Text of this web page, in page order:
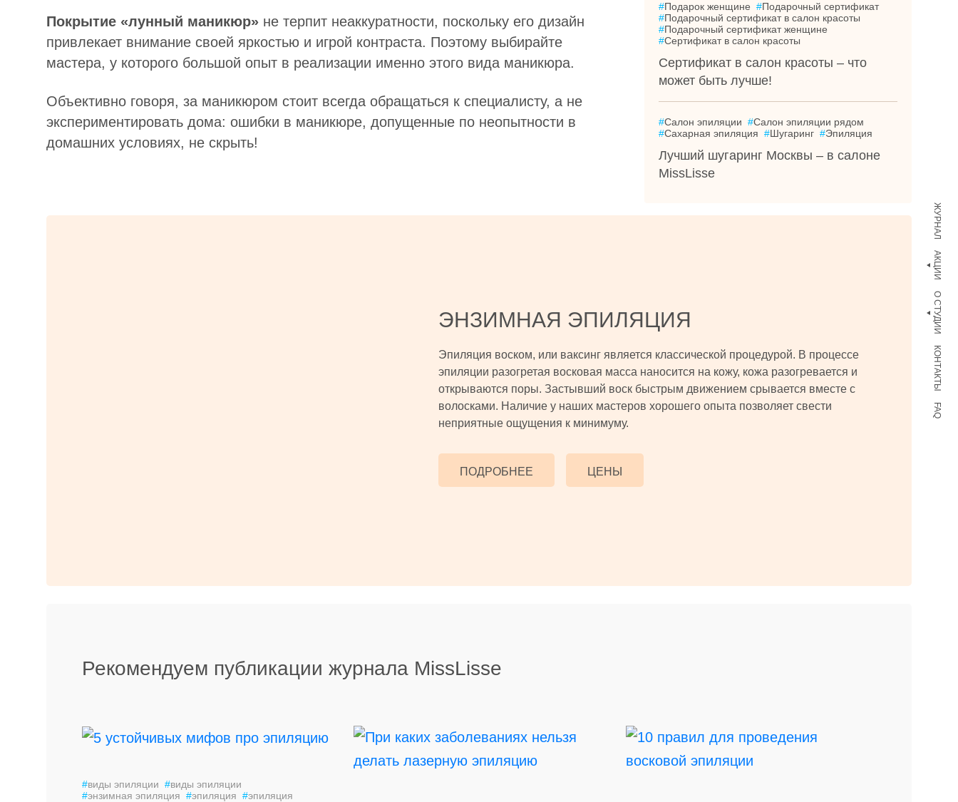
ЖУРНАЛ
АКЦИИ
О СТУДИИ
КОНТАКТЫ
FAQ
Покрытие «лунный маникюр» не терпит неаккуратности, поскольку его дизайн
привлекает внимание своей яркостью и игрой контраста. Поэтому выбирайте
мастера, у которого большой опыт в реализации именно этого вида маникюра.
Объективно говоря, за маникюром стоит всегда обращаться к специалисту, а не
экспериментировать дома: ошибки в маникюре, допущенные по неопытности в
домашних условиях, не скрыть!
#Подарок женщине #Подарочный сертификат
#Подарочный сертификат в салон красоты
#Подарочный сертификат женщине
#Сертификат в салон красоты
Сертификат в салон красоты – что
может быть лучше!
#Салон эпиляции #Салон эпиляции рядом
#Сахарная эпиляция #Шугаринг #Эпиляция
Лучший шугаринг Москвы – в салоне
MissLisse
ЭНЗИМНАЯ ЭПИЛЯЦИЯ
Эпиляция воском, или ваксинг является классической процедурой. В процессе
эпиляции разогретая восковая масса наносится на кожу, кожа разогревается и
открываются поры. Застывший воск быстрым движением срывается вместе с
волосками. Наличие у наших мастеров хорошего опыта позволяет свести
неприятные ощущения к минимуму.
ПОДРОБНЕЕ ЦЕНЫ
Рекомендуем публикации журнала MissLisse
#виды эпиляции #виды эпиляции
#энзимная эпиляция #эпиляция #эпиляция